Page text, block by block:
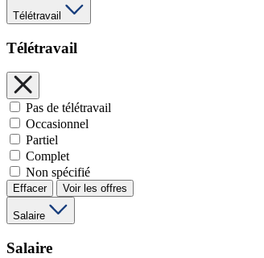
Télétravail
Télétravail
Pas de télétravail
Occasionnel
Partiel
Complet
Non spécifié
Effacer Voir les offres
Salaire
Salaire